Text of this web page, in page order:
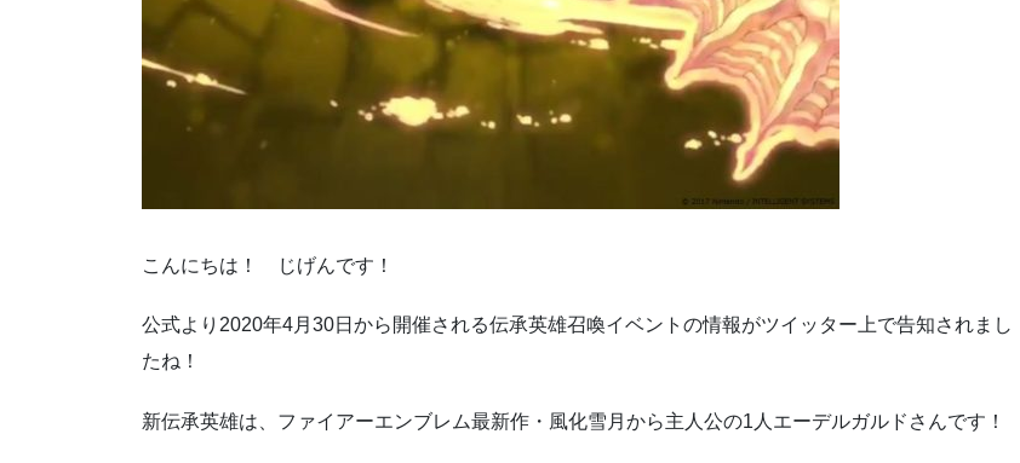
こんにちは！ じげんです！
公式より2020年4月30日から開催される伝承英雄召喚イベントの情報がツイッター上で告知されまし
たね！
新伝承英雄は、ファイアーエンブレム最新作・風化雪月から主人公の1人エーデルガルドさんです！